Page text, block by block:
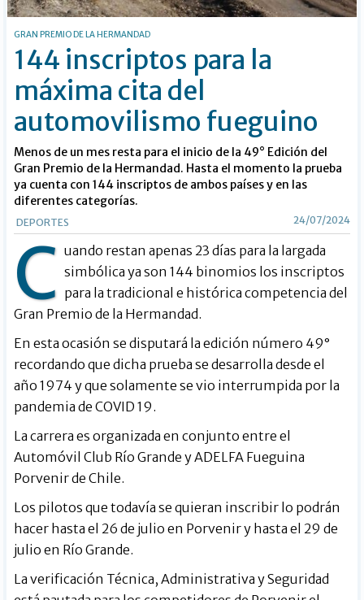
GRAN PREMIO DE LA HERMANDAD
144 inscriptos para la
máxima cita del
automovilismo fueguino
Menos de un mes resta para el inicio de la 49° Edición del
Gran Premio de la Hermandad. Hasta el momento la prueba
ya cuenta con 144 inscriptos de ambos países y en las
diferentes categorías.
DEPORTES 24/07/2024
C uando restan apenas 23 días para la largada
simbólica ya son 144 binomios los inscriptos
para la tradicional e histórica competencia del
Gran Premio de la Hermandad.
En esta ocasión se disputará la edición número 49°
recordando que dicha prueba se desarrolla desde el
año 1974 y que solamente se vio interrumpida por la
pandemia de COVID 19.
La carrera es organizada en conjunto entre el
Automóvil Club Río Grande y ADELFA Fueguina
Porvenir de Chile.
Los pilotos que todavía se quieran inscribir lo podrán
hacer hasta el 26 de julio en Porvenir y hasta el 29 de
julio en Río Grande.
La verificación Técnica, Administrativa y Seguridad